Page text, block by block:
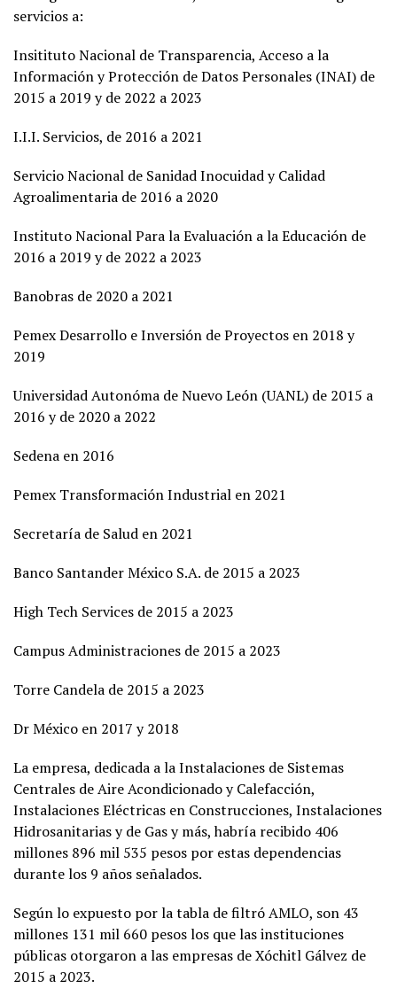
servicios a:
Insitituto Nacional de Transparencia, Acceso a la
Información y Protección de Datos Personales (INAI) de
2015 a 2019 y de 2022 a 2023
I.I.I. Servicios, de 2016 a 2021
Servicio Nacional de Sanidad Inocuidad y Calidad
Agroalimentaria de 2016 a 2020
Instituto Nacional Para la Evaluación a la Educación de
2016 a 2019 y de 2022 a 2023
Banobras de 2020 a 2021
Pemex Desarrollo e Inversión de Proyectos en 2018 y
2019
Universidad Autonóma de Nuevo León (UANL) de 2015 a
2016 y de 2020 a 2022
Sedena en 2016
Pemex Transformación Industrial en 2021
Secretaría de Salud en 2021
Banco Santander México S.A. de 2015 a 2023
High Tech Services de 2015 a 2023
Campus Administraciones de 2015 a 2023
Torre Candela de 2015 a 2023
Dr México en 2017 y 2018
La empresa, dedicada a la Instalaciones de Sistemas
Centrales de Aire Acondicionado y Calefacción,
Instalaciones Eléctricas en Construcciones, Instalaciones
Hidrosanitarias y de Gas y más, habría recibido 406
millones 896 mil 535 pesos por estas dependencias
durante los 9 años señalados.
Según lo expuesto por la tabla de filtró AMLO, son 43
millones 131 mil 660 pesos los que las instituciones
públicas otorgaron a las empresas de Xóchitl Gálvez de
2015 a 2023.